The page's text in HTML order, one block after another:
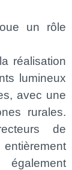
un rôle
réalisation
lumineux
avec une
rurales.
de